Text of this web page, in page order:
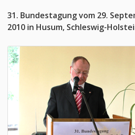
Förderpreis
Schriftenreihe
Kontakt
31. Bundestagung vom 29.
2010 in Husum, Schleswig-